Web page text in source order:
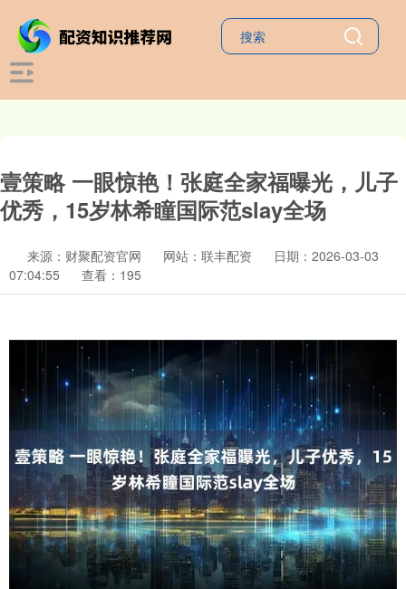
壹策略 一眼惊艳！张庭全家福曝光，儿子
优秀，15岁林希瞳国际范slay全场
来源：财聚配资官网 网站：联丰配资
日期：2026-03-03
07:04:55
查看：195